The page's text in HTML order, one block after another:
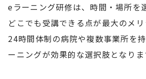
eラーニング研修は、時間・場所を
どこでも受講できる点が最大のメリ
24時間体制の病院や複数事業所を
ーニングが効果的な選択肢となりま